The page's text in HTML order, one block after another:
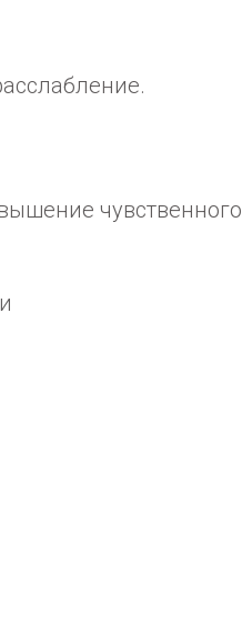
чувственного